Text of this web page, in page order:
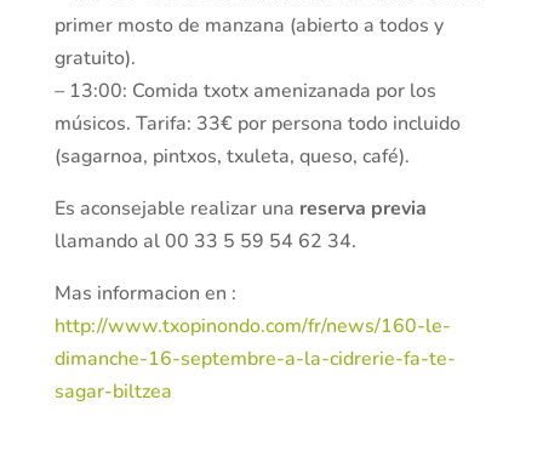
primer mosto de manzana (abierto a todos y
gratuito).
– 13:00: Comida txotx amenizanada por los
músicos. Tarifa: 33€ por persona todo incluido
(sagarnoa, pintxos, txuleta, queso, café).
Es aconsejable realizar una reserva previa
llamando al 00 33 5 59 54 62 34.
Mas informacion en :
http://www.txopinondo.com/fr/news/160-le-
dimanche-16-septembre-a-la-cidrerie-fa-te-
sagar-biltzea